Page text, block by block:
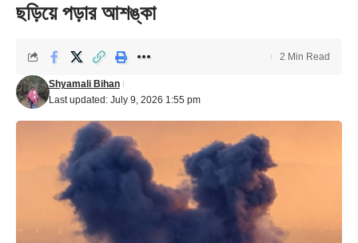
ছড়িয়ে পড়ার আশঙ্কা
Last updated: July 9, 2026 1:55 pm
Shyamali Bihan
2 Min Read